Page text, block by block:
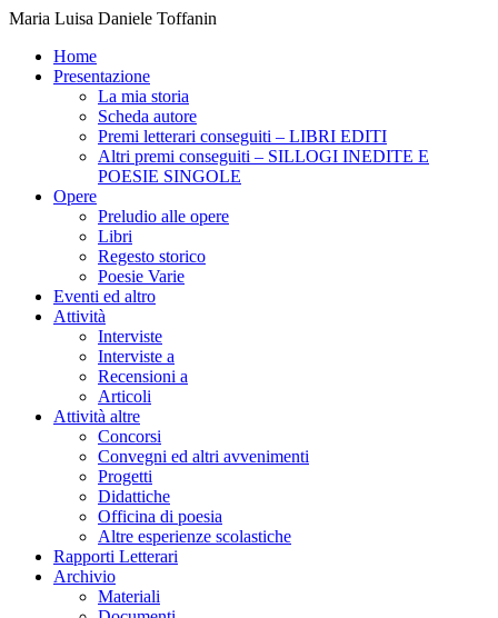
Maria Luisa Daniele Toffanin
Home
Presentazione
La mia storia
Scheda autore
Premi letterari conseguiti – LIBRI EDITI
Altri premi conseguiti – SILLOGI INEDITE E
POESIE SINGOLE
Opere
Preludio alle opere
Libri
Regesto storico
Poesie Varie
Eventi ed altro
Attività
Interviste
Interviste a
Recensioni a
Articoli
Attività altre
Concorsi
Convegni ed altri avvenimenti
Progetti
Didattiche
Officina di poesia
Altre esperienze scolastiche
Rapporti Letterari
Archivio
Materiali